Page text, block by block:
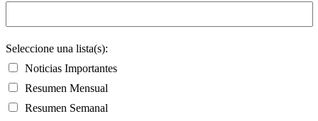
Seleccione una lista(s):
Noticias Importantes
Resumen Mensual
Resumen Semanal